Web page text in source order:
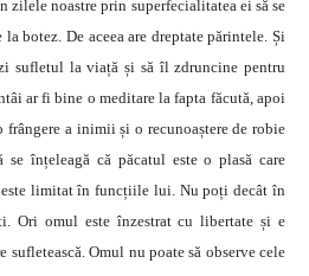
zilele noastre prin superfecialitatea ei să se
botez. De aceea are dreptate părintele. Și
sufletul la viață și să îl zdruncine pentru
ar fi bine o meditare la fapta făcută, apoi
frângere a inimii și o recunoaștere de robie
se înțeleagă că păcatul este o plasă care
limitat în funcțiile lui. Nu poți decât în
Ori omul este înzestrat cu libertate și e
sufletească. Omul nu poate să observe cele